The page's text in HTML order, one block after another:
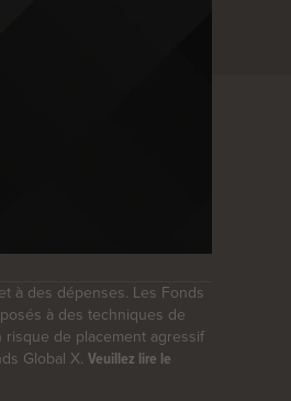
à des dépenses. Les Fonds
à des techniques de
risque de placement agressif
Global X. Veuillez lire le